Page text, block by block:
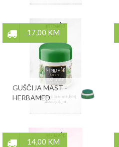
17,00 KM
GUŠČIJA MAST -
HERBAMED
14,00 KM